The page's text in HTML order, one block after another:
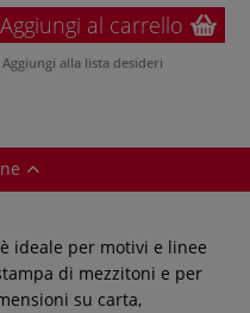
Aggiungi al carrello
Aggiungi alla lista desideri
è ideale per motivi e linee
di mezzitoni e per
su carta,